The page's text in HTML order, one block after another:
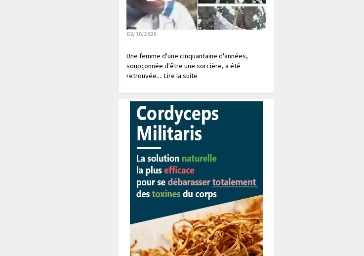
02/10/2025
Une femme d'une cinquantaine d'années,
soupçonnée d'être une sorcière, a été
retrouvée.... Lire la suite